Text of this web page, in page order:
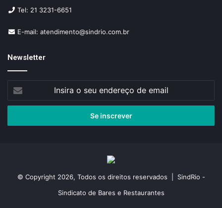
Tel: 21 3231-6651
E-mail: atendimento@sindrio.com.br
Newsletter
seu
de
© Copyright 2026, Todos os direitos reservados | SindRio -
Sindicato de Bares e Restaurantes